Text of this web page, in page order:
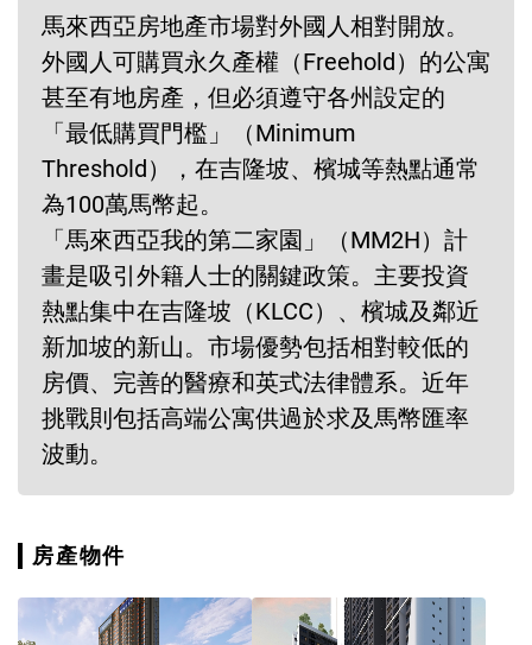
馬來西亞房地產市場對外國人相對開放。
外國人可購買永久產權（Freehold）的公寓
甚至有地房產，但必須遵守各州設定的
「最低購買門檻」（Minimum
Threshold），在吉隆坡、檳城等熱點通常
為100萬馬幣起。
「馬來西亞我的第二家園」（MM2H）計
畫是吸引外籍人士的關鍵政策。主要投資
熱點集中在吉隆坡（KLCC）、檳城及鄰近
新加坡的新山。市場優勢包括相對較低的
房價、完善的醫療和英式法律體系。近年
挑戰則包括高端公寓供過於求及馬幣匯率
波動。
房產物件